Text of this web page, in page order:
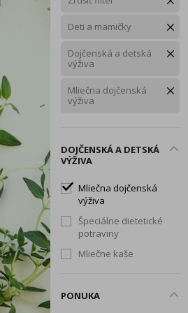
Zdravé chudnutie
Snoreeze
Deti a mamičky
Dojčenská a detská
výživa
Mliečna dojčenská
výživa
DOJČENSKÁ A DETSKÁ
VÝŽIVA
Mliečna dojčenská
výživa
Špeciálne dietetické
potraviny
Mliečne kaše
PONUKA